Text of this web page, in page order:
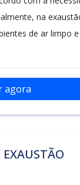
na
de ar limpo
agora